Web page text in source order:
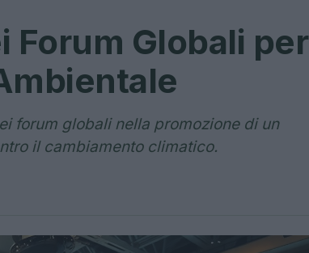
Forum Globali per
forum globali nella promozione di un
il cambiamento climatico.